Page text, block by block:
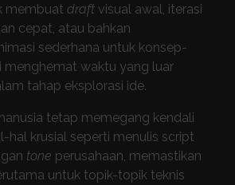
membuat draft visual awal, iterasi
cepat, atau bahkan
sederhana untuk konsep-
menghemat waktu yang luar
tahap eksplorasi ide.
tetap memegang kendali
hal krusial seperti menulis script
tone perusahaan, memastikan
untuk topik-topik teknis